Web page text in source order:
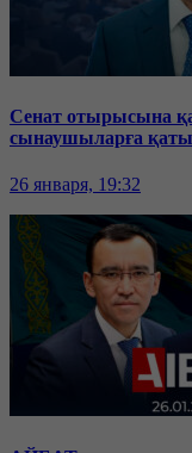
Сенат отырысына
сынаушыларға
26 января, 19:32